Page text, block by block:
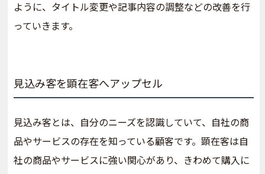
ように、タイトル変更や記事内容の調整などの改善を行
っていきます。
見込み客を顕在客へアップセル
見込み客とは、自分のニーズを認識していて、自社の商
品やサービスの存在を知っている顧客です。顕在客は自
社の商品やサービスに強い関心があり、きわめて購入に